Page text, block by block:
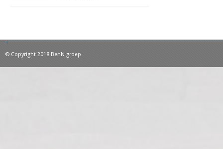
© Copyright 2018 BenN groep